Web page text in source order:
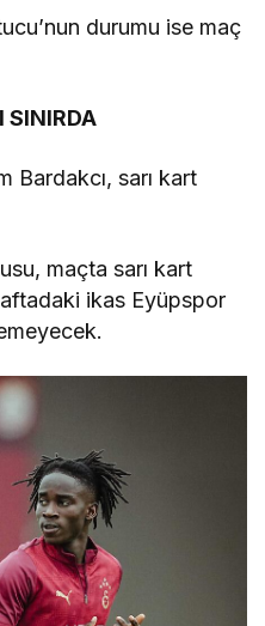
durumu ise maç
SINIRDA
Bardakcı, sarı kart
maçta sarı kart
ikas Eyüpspor